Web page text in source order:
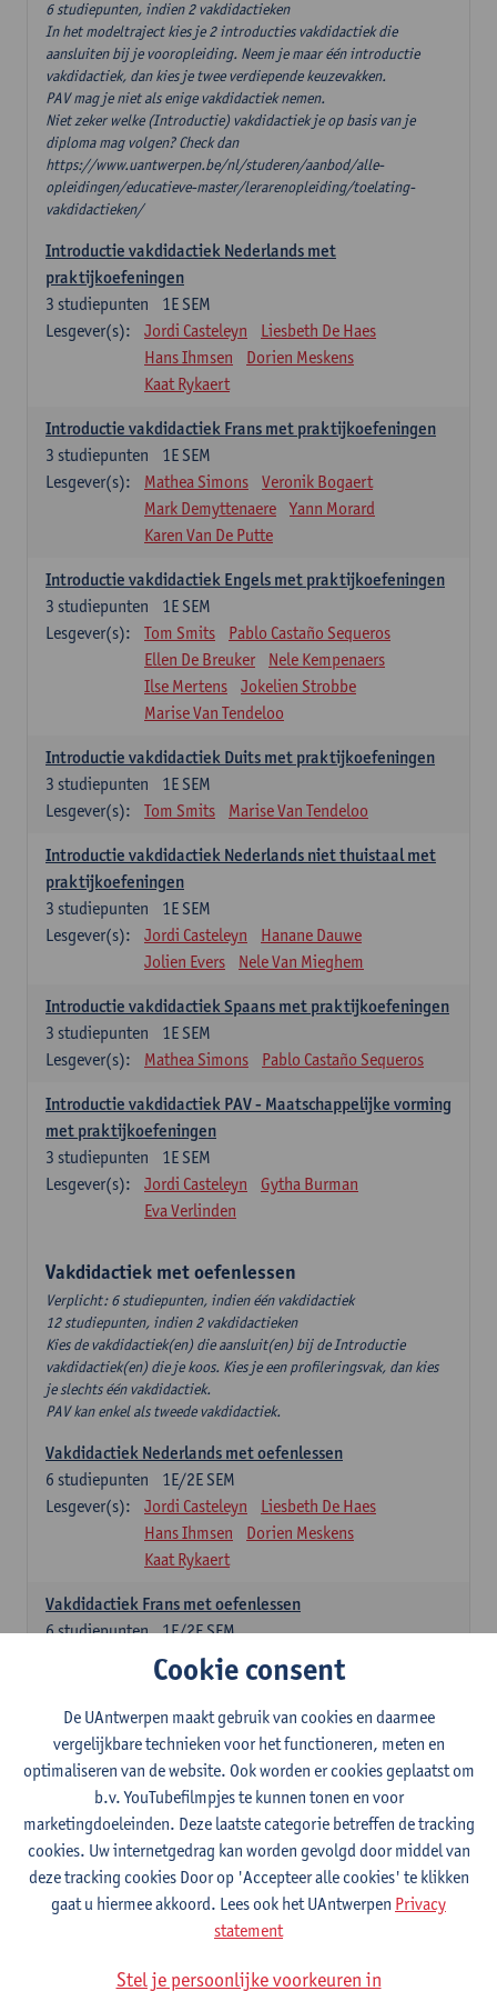
6 studiepunten, indien 2 vakdidactieken
In het modeltraject kies je 2 introducties vakdidactiek die
aansluiten bij je vooropleiding. Neem je maar één introductie
vakdidactiek, dan kies je twee verdiepende keuzevakken.
PAV mag je niet als enige vakdidactiek nemen.
Niet zeker welke (Introductie) vakdidactiek je op basis van je
diploma mag volgen? Check dan
https://www.uantwerpen.be/nl/studeren/aanbod/alle-
opleidingen/educatieve-master/lerarenopleiding/toelating-
vakdidactieken/
Introductie vakdidactiek Nederlands met
praktijkoefeningen
1E SEM
3 studiepunten
Lesgever(s):
Jordi Casteleyn
Liesbeth De Haes
Hans Ihmsen
Dorien Meskens
Kaat Rykaert
Introductie vakdidactiek Frans met praktijkoefeningen
1E SEM
3 studiepunten
Lesgever(s):
Mathea Simons
Veronik Bogaert
Mark Demyttenaere
Yann Morard
Karen Van De Putte
Introductie vakdidactiek Engels met praktijkoefeningen
1E SEM
3 studiepunten
Lesgever(s):
Tom Smits
Pablo Castaño Sequeros
Ellen De Breuker
Nele Kempenaers
Ilse Mertens
Jokelien Strobbe
Marise Van Tendeloo
Introductie vakdidactiek Duits met praktijkoefeningen
1E SEM
3 studiepunten
Lesgever(s):
Tom Smits Marise Van Tendeloo
Introductie vakdidactiek Nederlands niet thuistaal met
praktijkoefeningen
1E SEM
3 studiepunten
Lesgever(s):
Jordi Casteleyn
Hanane Dauwe
Jolien Evers
Nele Van Mieghem
Introductie vakdidactiek Spaans met praktijkoefeningen
1E SEM
3 studiepunten
Lesgever(s):
Mathea Simons Pablo Castaño Sequeros
Introductie vakdidactiek PAV - Maatschappelijke vorming
met praktijkoefeningen
1E SEM
3 studiepunten
Lesgever(s):
Jordi Casteleyn
Gytha Burman
Eva Verlinden
Vakdidactiek met oefenlessen
Verplicht: 6 studiepunten, indien één vakdidactiek
12 studiepunten, indien 2 vakdidactieken
Kies de vakdidactiek(en) die aansluit(en) bij de Introductie
vakdidactiek(en) die je koos. Kies je een profileringsvak, dan kies
je slechts één vakdidactiek.
PAV kan enkel als tweede vakdidactiek.
Vakdidactiek Nederlands met oefenlessen
1E/2E SEM
6 studiepunten
Lesgever(s):
Jordi Casteleyn
Liesbeth De Haes
Hans Ihmsen
Dorien Meskens
Kaat Rykaert
Vakdidactiek Frans met oefenlessen
1E/2E SEM
6studiepunten
Mathea Simons
Veronik Bogaert
Mark Demyttenaere
Yann Morard
Karen Van De Putte
Vakdidactiek Engels met oefenlessen
1E/2E SEM
6studiepunten
Lesgever(s):
Tom Smits
Ellen De Breuker
Nele Kempenaers
Joke Prinsen
Vakdidactiek Duits met oefenlessen
1E/2E SEM
6studiepunten
Tom Smits Marise Van Tendeloo
Vakdidactiek Nederlands niet-thuistaal met oefenlessen
Cookie consent
De UAntwerpen maakt gebruik van cookies en daarmee
vergelijkbare technieken voor het functioneren, meten en
optimaliseren van de website. Ook worden er cookies geplaatst om
b.v. YouTubefilmpjes te kunnen tonen en voor
marketingdoeleinden. Deze laatste categorie betreffen de tracking
cookies. Uw internetgedrag kan worden gevolgd door middel van
deze tracking cookies Door op 'Accepteer alle cookies' te klikken
gaat u hiermee akkoord. Lees ook het UAntwerpen Privacy
statement
Stel je persoonlijke voorkeuren in